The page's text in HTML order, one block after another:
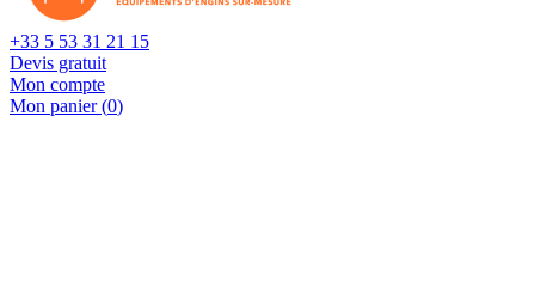
+33 5 53 31 21 15
Devis gratuit
Mon compte
Mon panier (0)